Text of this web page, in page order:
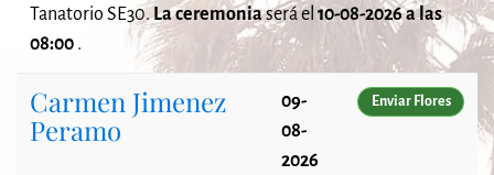
Tanatorio SE30.La ceremoniaserá el 10-08-2026 a las
08:00 .
Carmen Jimenez
Peramo
09-
08-
2026
Enviar Flores